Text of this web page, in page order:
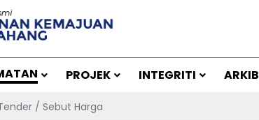
PROJEK INTEGRITI ARKIB
/ Sebut Harga